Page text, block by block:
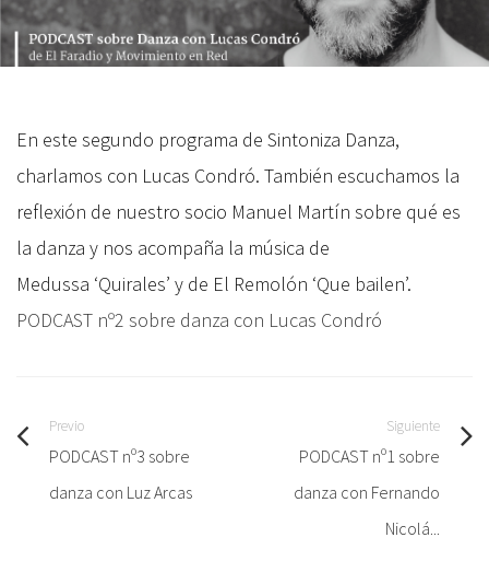
En este segundo programa de Sintoniza Danza,
charlamos con Lucas Condró. También escuchamos la
reflexión de nuestro socio Manuel Martín sobre qué es
la danza y nos acompaña la música de
Medussa ‘Quirales’ y de El Remolón ‘Que bailen’.
PODCAST nº2 sobre danza con Lucas Condró
Previo
PODCAST nº3 sobre
danza con Luz Arcas
Siguiente
PODCAST nº1 sobre
danza con Fernando
Nicolá...